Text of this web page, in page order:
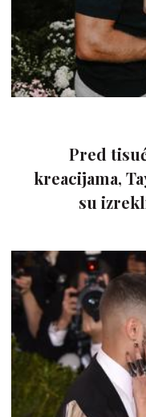
Pred
kreacijama,
su